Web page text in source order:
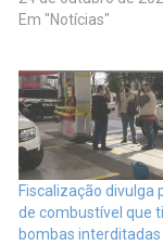
Em "Notícias"
Fiscalização divulga
de combustível que
bombas